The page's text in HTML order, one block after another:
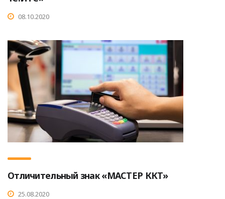
08.10.2020
Отличительный знак «МАСТЕР ККТ»
25.08.2020